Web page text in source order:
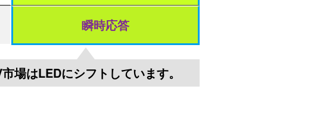
瞬時応答
場はLEDにシフトしています。